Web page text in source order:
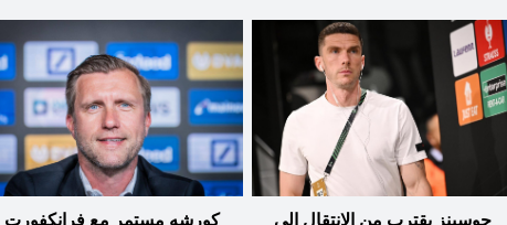
جوسينز يقترب من الانتقال إلى كورشه مستمر مع فرانكفورت